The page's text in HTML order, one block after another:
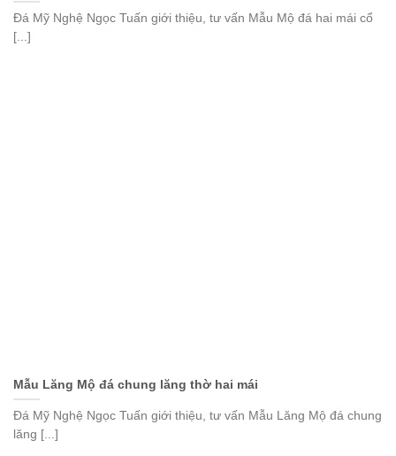
Đá Mỹ Nghệ Ngọc Tuấn giới thiệu, tư vấn Mẫu Mộ đá hai mái cổ
[...]
Mẫu Lăng Mộ đá chung lăng thờ hai mái
Đá Mỹ Nghệ Ngọc Tuấn giới thiệu, tư vấn Mẫu Lăng Mộ đá chung
lăng [...]